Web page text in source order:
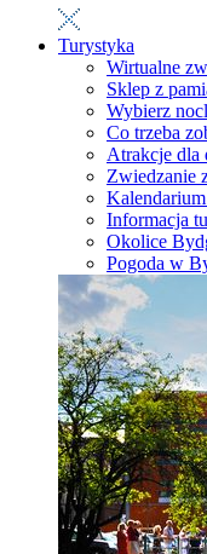
Turystyka
Wirtualne
Sklep z
Wybierz
Co trzeba
Atrakcje dla
Zwiedzanie
Informacja
Okolice
Pogoda w